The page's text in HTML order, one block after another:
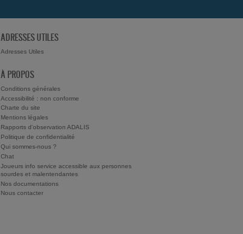
ADRESSES UTILES
Adresses Utiles
À PROPOS
Conditions générales
Accessibilité : non conforme
Charte du site
Mentions légales
Rapports d'observation ADALIS
Politique de confidentialité
Qui sommes-nous ?
Chat
Joueurs info service accessible aux personnes
sourdes et malentendantes
Nos documentations
Nous contacter